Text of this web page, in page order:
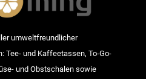
umweltfreundlicher
Tee- und Kaffeetassen, To-Go-
und Obstschalen sowie